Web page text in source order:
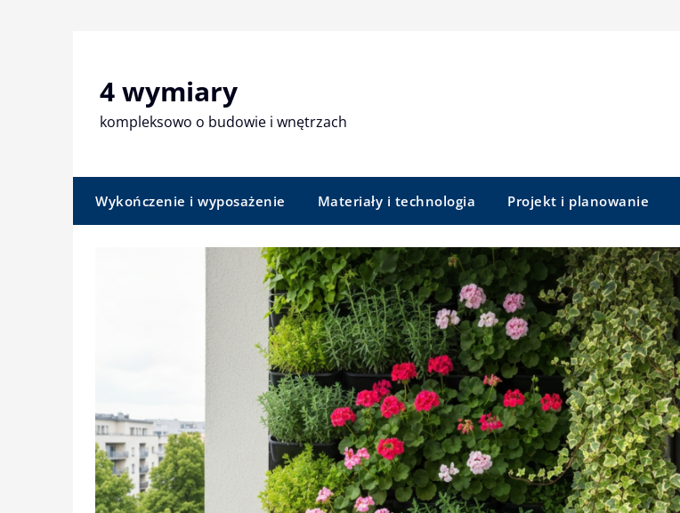
4 wymiary
kompleksowo o budowie i wnętrzach
Wykończenie i wyposażenie Materiały i technologia Projekt i planowanie